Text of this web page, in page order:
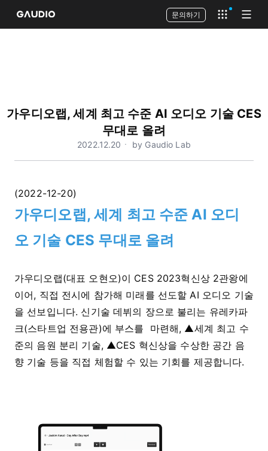
문의하기
Open app
가우디오랩, 세계 최고 수준 AI 오디오 기술 CES
무대로 올려
2022.12.20ㆍ by Gaudio Lab
(2022-12-20)
가우디오랩, 세계 최고 수준 AI 오디
오 기술 CES 무대로 올려
가우디오랩(대표 오현오)이 CES 2023혁신상 2관왕에
이어, 직접 전시에 참가해 미래를 선도할 AI 오디오 기술
을 선보입니다. 신기술 데뷔의 장으로 불리는 유레카파
크(스타트업 전용관)에 부스를 마련해, ▲세계 최고 수
준의 음원 분리 기술, ▲CES 혁신상을 수상한 공간 음
향 기술 등을 직접 체험할 수 있는 기회를 제공합니다.